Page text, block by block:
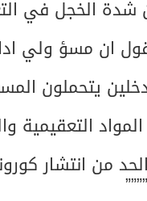
شدة الخجل في
ان مسؤ ولي
يتحملون
المواد
من انتشار